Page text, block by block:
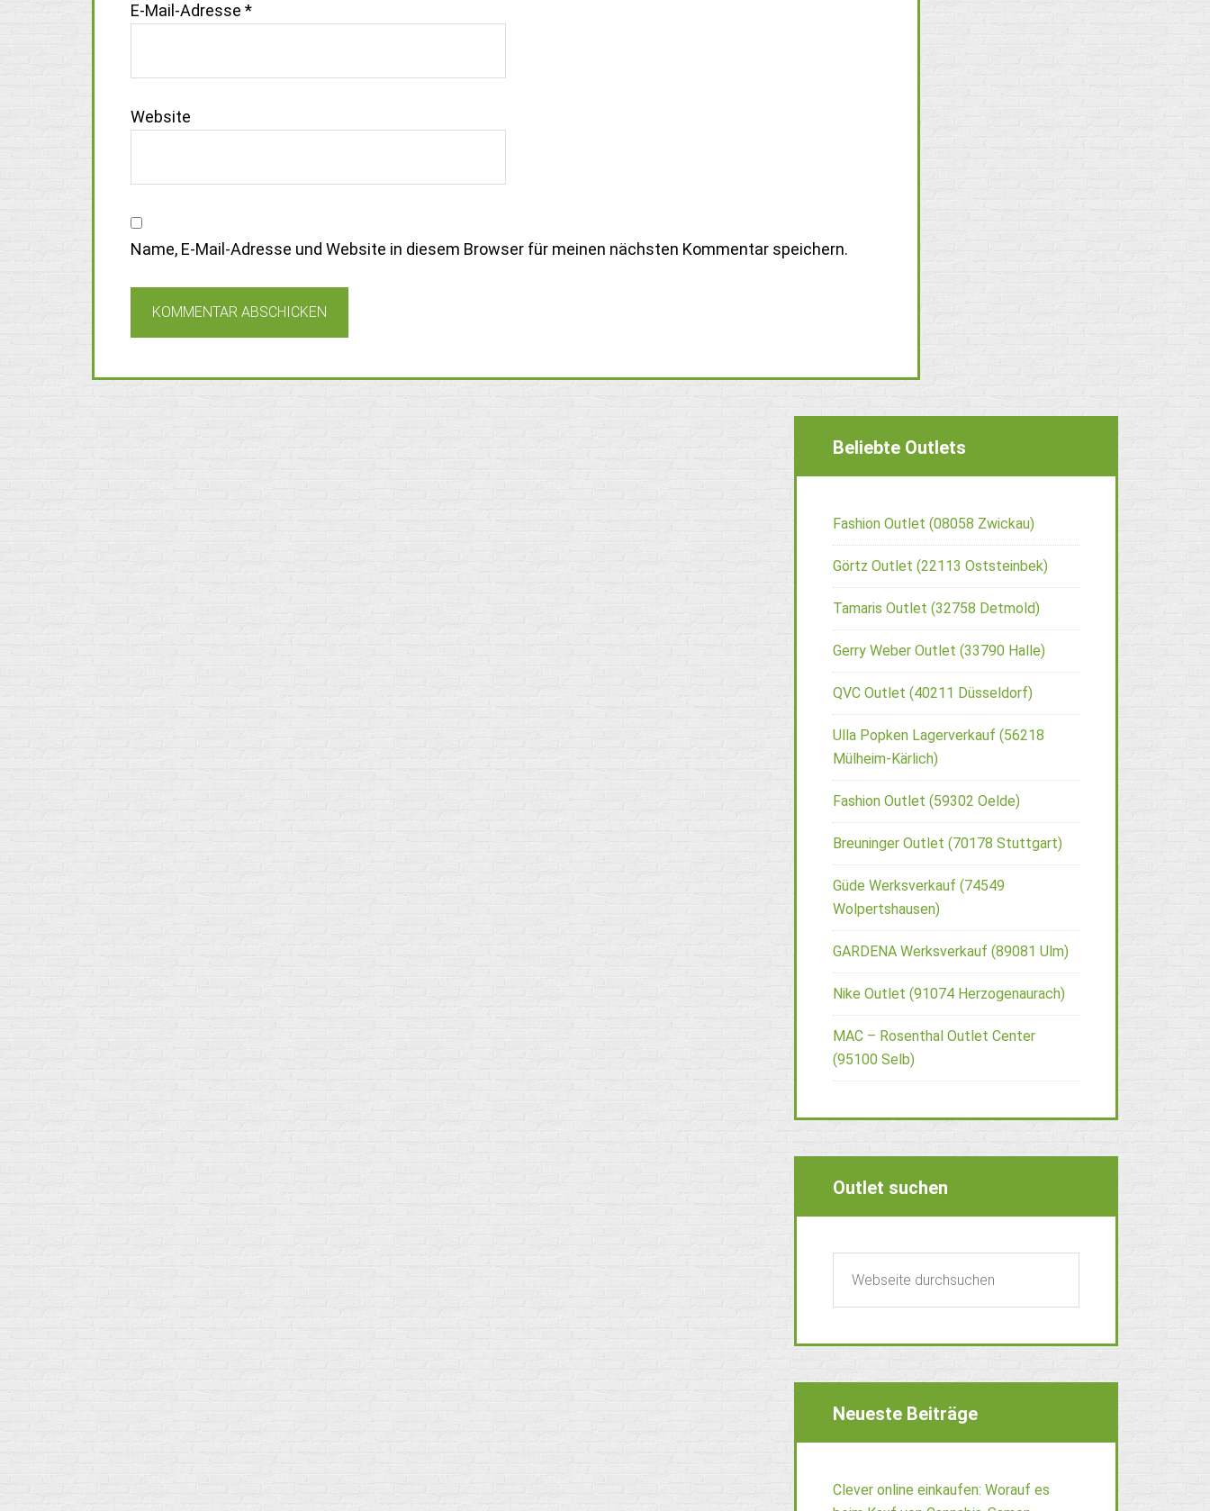
E-Mail-Adresse *
Website
Name, E-Mail-Adresse und Website in diesem Browser für meinen nächsten Kommentar speichern.
Beliebte Outlets
Fashion Outlet (08058 Zwickau)
Görtz Outlet (22113 Oststeinbek)
Tamaris Outlet (32758 Detmold)
Gerry Weber Outlet (33790 Halle)
QVC Outlet (40211 Düsseldorf)
Ulla Popken Lagerverkauf (56218
Mülheim-Kärlich)
Fashion Outlet (59302 Oelde)
Breuninger Outlet (70178 Stuttgart)
Güde Werksverkauf (74549
Wolpertshausen)
GARDENA Werksverkauf (89081 Ulm)
Nike Outlet (91074 Herzogenaurach)
MAC – Rosenthal Outlet Center
(95100 Selb)
Outlet suchen
Neueste Beiträge
Clever online einkaufen: Worauf es